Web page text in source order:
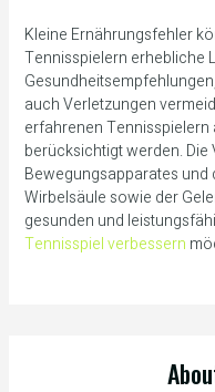
Kleine Ernährungsfehler
Tennisspielern erhebliche
auch Verletzungen
erfahrenen
berücksichtigt werden.
Bewegungsapparates
Wirbelsäule sowie der
gesunden und
Tennisspiel verbessern